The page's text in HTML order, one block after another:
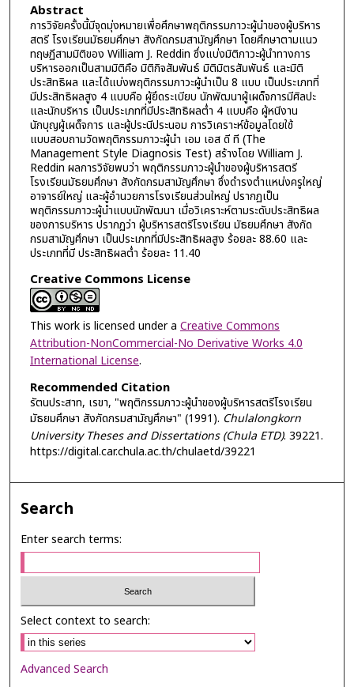
Abstract
การวิจัยครั้งนี้มีจุดมุ่งหมายเพื่อศึกษาพฤติกรรมภาวะผู้นำของผู้บริหาร
สตรี โรงเรียนมัธยมศึกษา สังกัดกรมสามัญศึกษา โดยศึกษาตามแนว
ทฤษฏีสามมิติของ William J. Reddin ซึ่งแบ่งมิติภาวะผู้นำทางการ
บริหารออกเป็นสามมิติคือ มิติกิจสัมพันธ์ มิติมิตรสัมพันธ์ และมิติ
ประสิทธิผล และได้แบ่งพฤติกรรมภาวะผู้นำเป็น 8 แบบ เป็นประเภทที่
มีประสิทธิผลสูง 4 แบบคือ ผู้ยึดระเบียบ นักพัฒนาผู้เผด็จการมีศิลปะ
และนักบริหาร เป็นประเภทที่มีประสิทธิผลต่ำ 4 แบบคือ ผู้หนีงาน
นักบุญผู้เผด็จการ และผู้ประนีประนอม การวิเคราะห์ข้อมูลโดยใช้
แบบสอบถามวัดพฤติกรรมภาวะผู้นำ เอม เอส ดี ที (The
Management Style Diagnosis Test) สร้างโดย William J.
Reddin ผลการวิจัยพบว่า พฤติกรรมภาวะผู้นำของผู้บริหารสตรี
โรงเรียนมัธยมศึกษา สังกัดกรมสามัญศึกษา ซึ่งดำรงตำแหน่งครูใหญ่
อาจารย์ใหญ่ และผู้อำนวยการโรงเรียนส่วนใหญ่ ปรากฏเป็น
พฤติกรรมภาวะผู้นำแบบนักพัฒนา เมื่อวิเคราะห์ตามระดับประสิทธิผล
ของการบริหาร ปรากฏว่า ผู้บริหารสตรีโรงเรียน มัธยมศึกษา สังกัด
กรมสามัญศึกษา เป็นประเภทที่มีประสิทธิผลสูง ร้อยละ 88.60 และ
ประเภทที่มี ประสิทธิผลต่ำ ร้อยละ 11.40
Creative Commons License
This work is licensed under a Creative Commons
Attribution-NonCommercial-No Derivative Works 4.0
International License.
Recommended Citation
รัตนประสาท, เรขา, "พฤติกรรมภาวะผู้นำของผู้บริหารสตรีโรงเรียน
มัธยมศึกษา สังกัดกรมสามัญศึกษา" (1991). Chulalongkorn
University Theses and Dissertations (Chula ETD). 39221.
https://digital.car.chula.ac.th/chulaetd/39221
Search
Enter search terms:
Select context to search:
Advanced Search